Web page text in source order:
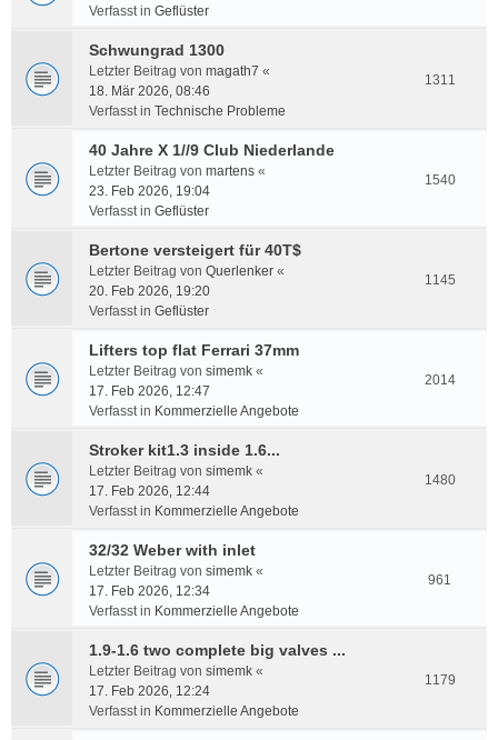
Verfasst in Geflüster
Schwungrad 1300
Letzter Beitrag von magath7 «
18. Mär 2026, 08:46
Verfasst in Technische Probleme
1311
40 Jahre X 1//9 Club Niederlande
Letzter Beitrag von martens «
23. Feb 2026, 19:04
Verfasst in Geflüster
1540
Bertone versteigert für 40T$
Letzter Beitrag von Querlenker «
20. Feb 2026, 19:20
Verfasst in Geflüster
1145
Lifters top flat Ferrari 37mm
Letzter Beitrag von simemk «
17. Feb 2026, 12:47
Verfasst in Kommerzielle Angebote
2014
Stroker kit1.3 inside 1.6...
Letzter Beitrag von simemk «
17. Feb 2026, 12:44
Verfasst in Kommerzielle Angebote
1480
32/32 Weber with inlet
Letzter Beitrag von simemk «
17. Feb 2026, 12:34
Verfasst in Kommerzielle Angebote
961
1.9-1.6 two complete big valves ...
Letzter Beitrag von simemk «
17. Feb 2026, 12:24
Verfasst in Kommerzielle Angebote
1179